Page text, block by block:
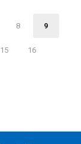
8 9
15 16